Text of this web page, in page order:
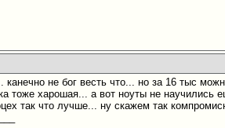
канечно не бог весть что... но за 16 тыс
тоже харошая... а вот ноуты не научились
так что лучше... ну скажем так